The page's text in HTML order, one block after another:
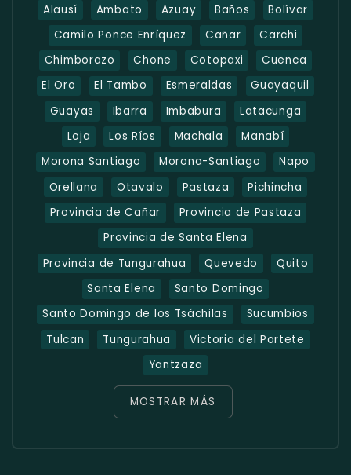
Alausí Ambato Azuay Baños
Bolívar
Camilo Ponce Enríquez
Cañar
Carchi
Chimborazo
Chone Cotopaxi
Cuenca
El Oro
El Tambo Esmeraldas
Guayaquil
Guayas
Ibarra Imbabura
Latacunga
Loja
Los Ríos Machala
Manabí
Morona Santiago
Morona-Santiago
Napo
Orellana
Otavalo Pastaza
Pichincha
Provincia de Cañar
Provincia de Pastaza
Provincia de Santa Elena
Provincia de Tungurahua
Quevedo
Quito
Santa Elena
Santo Domingo
Santo Domingo de los Tsáchilas
Sucumbios
Tulcan
Tungurahua
Victoria del Portete
Yantzaza
MOSTRAR MÁS